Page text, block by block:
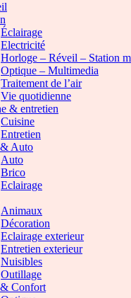
Éclairage
Electricité
Horloge – Réveil – Station
Optique – Multimedia
Traitement de l’air
Vie quotidienne
& entretien
Cuisine
Entretien
Auto
Auto
Brico
Eclairage
Animaux
Décoration
Eclairage exterieur
Entretien exterieur
Nuisibles
Outillage
& Confort